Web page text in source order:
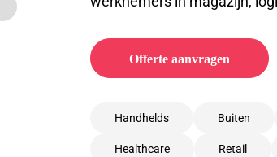
Offerte aanvragen
Handhelds Buiten
Healthcare Retail